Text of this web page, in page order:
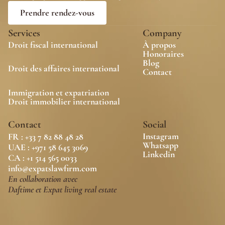
Prendre rendez-vous
Services
Droit fiscal international
Droit des affaires international
Immigration et expatriation
Droit immobilier international
Company
À propos
Honoraires
Blog
Contact
Social
Instagram
Whatsapp
Linkedin
Contact
FR : +33 7 82 88 48 28
UAE : +971 58 645 3069
CA : +1 514 565 0033
info@expatslawfirm.com
En collaboration avec
Daftime et Expat living real estate